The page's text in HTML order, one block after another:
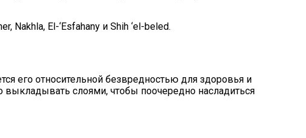
El-‘Esfahany и Shih ‘el-beled.
его относительной безвредностью для здоровья и
слоями, чтобы поочередно насладиться